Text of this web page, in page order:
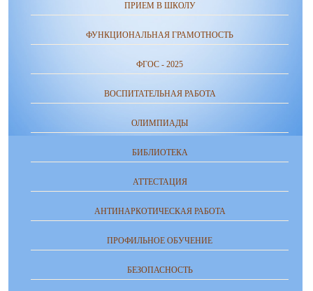
ПРИЕМ В ШКОЛУ
ФУНКЦИОНАЛЬНАЯ ГРАМОТНОСТЬ
ФГОС - 2025
ВОСПИТАТЕЛЬНАЯ РАБОТА
ОЛИМПИАДЫ
БИБЛИОТЕКА
АТТЕСТАЦИЯ
АНТИНАРКОТИЧЕСКАЯ РАБОТА
ПРОФИЛЬНОЕ ОБУЧЕНИЕ
БЕЗОПАСНОСТЬ